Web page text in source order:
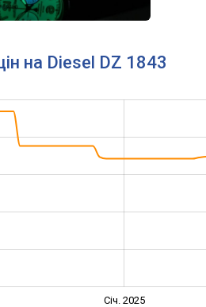
на Diesel DZ 1843
Січ. 2025